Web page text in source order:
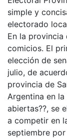
simple y
electorado
En la provincia
comicios. El
elección de
julio, de
provincia de
Argentina en
abiertas??, se
a competir en
septiembre